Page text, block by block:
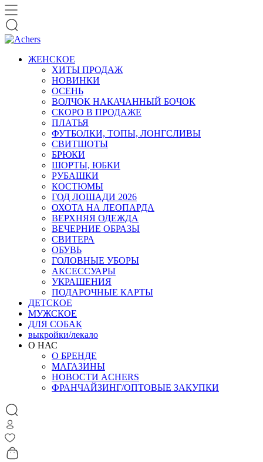
ЖЕНСКОЕ
ХИТЫ ПРОДАЖ
НОВИНКИ
ОСЕНЬ
ВОЛЧОК НАКАЧАННЫЙ БОЧОК
СКОРО В ПРОДАЖЕ
ПЛАТЬЯ
ФУТБОЛКИ, ТОПЫ, ЛОНГСЛИВЫ
СВИТШОТЫ
БРЮКИ
ШОРТЫ, ЮБКИ
РУБАШКИ
КОСТЮМЫ
ГОД ЛОШАДИ 2026
ОХОТА НА ЛЕОПАРДА
ВЕРХНЯЯ ОДЕЖДА
ВЕЧЕРНИЕ ОБРАЗЫ
СВИТЕРА
ОБУВЬ
ГОЛОВНЫЕ УБОРЫ
АКСЕССУАРЫ
УКРАШЕНИЯ
ПОДАРОЧНЫЕ КАРТЫ
ДЕТСКОЕ
МУЖСКОЕ
ДЛЯ СОБАК
выкройки/лекало
О НАС
О БРЕНДЕ
МАГАЗИНЫ
НОВОСТИ ACHERS
ФРАНЧАЙЗИНГ/ОПТОВЫЕ ЗАКУПКИ